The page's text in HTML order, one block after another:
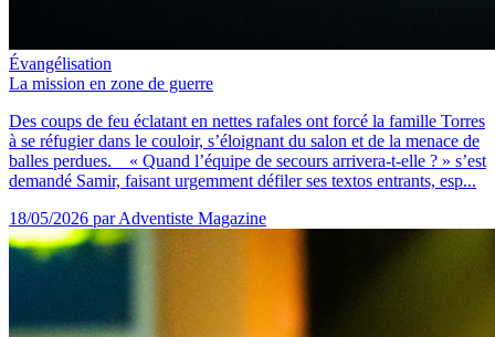
Évangélisation
La mission en zone de guerre
Des coups de feu éclatant en nettes rafales ont forcé la famille Torres
à se réfugier dans le couloir, s’éloignant du salon et de la menace de
balles perdues. « Quand l’équipe de secours arrivera-t-elle ? » s’est
demandé Samir, faisant urgemment défiler ses textos entrants, esp...
18/05/2026 par Adventiste Magazine